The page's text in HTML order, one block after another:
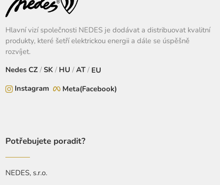
Hlavní vizí společnosti NEDES je dodávat a distribuovat kvalitní
produkty, které šetří elektrickou energii a dále se úspěšně
rozvíjet.
NedesCZ/SK/HU /AT/ EU
Instagram
Meta(Facebook)
Potřebujete poradit?
NEDES, s.r.o.